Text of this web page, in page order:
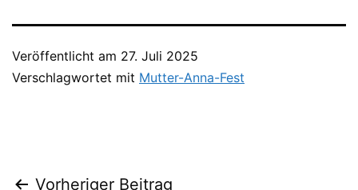
Veröffentlicht am 27. Juli 2025
Verschlagwortet mit Mutter-Anna-Fest
Vorheriger Beitrag